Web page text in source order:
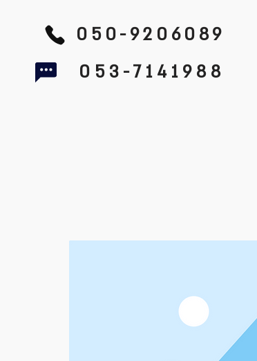
050-9206089
053-7141988